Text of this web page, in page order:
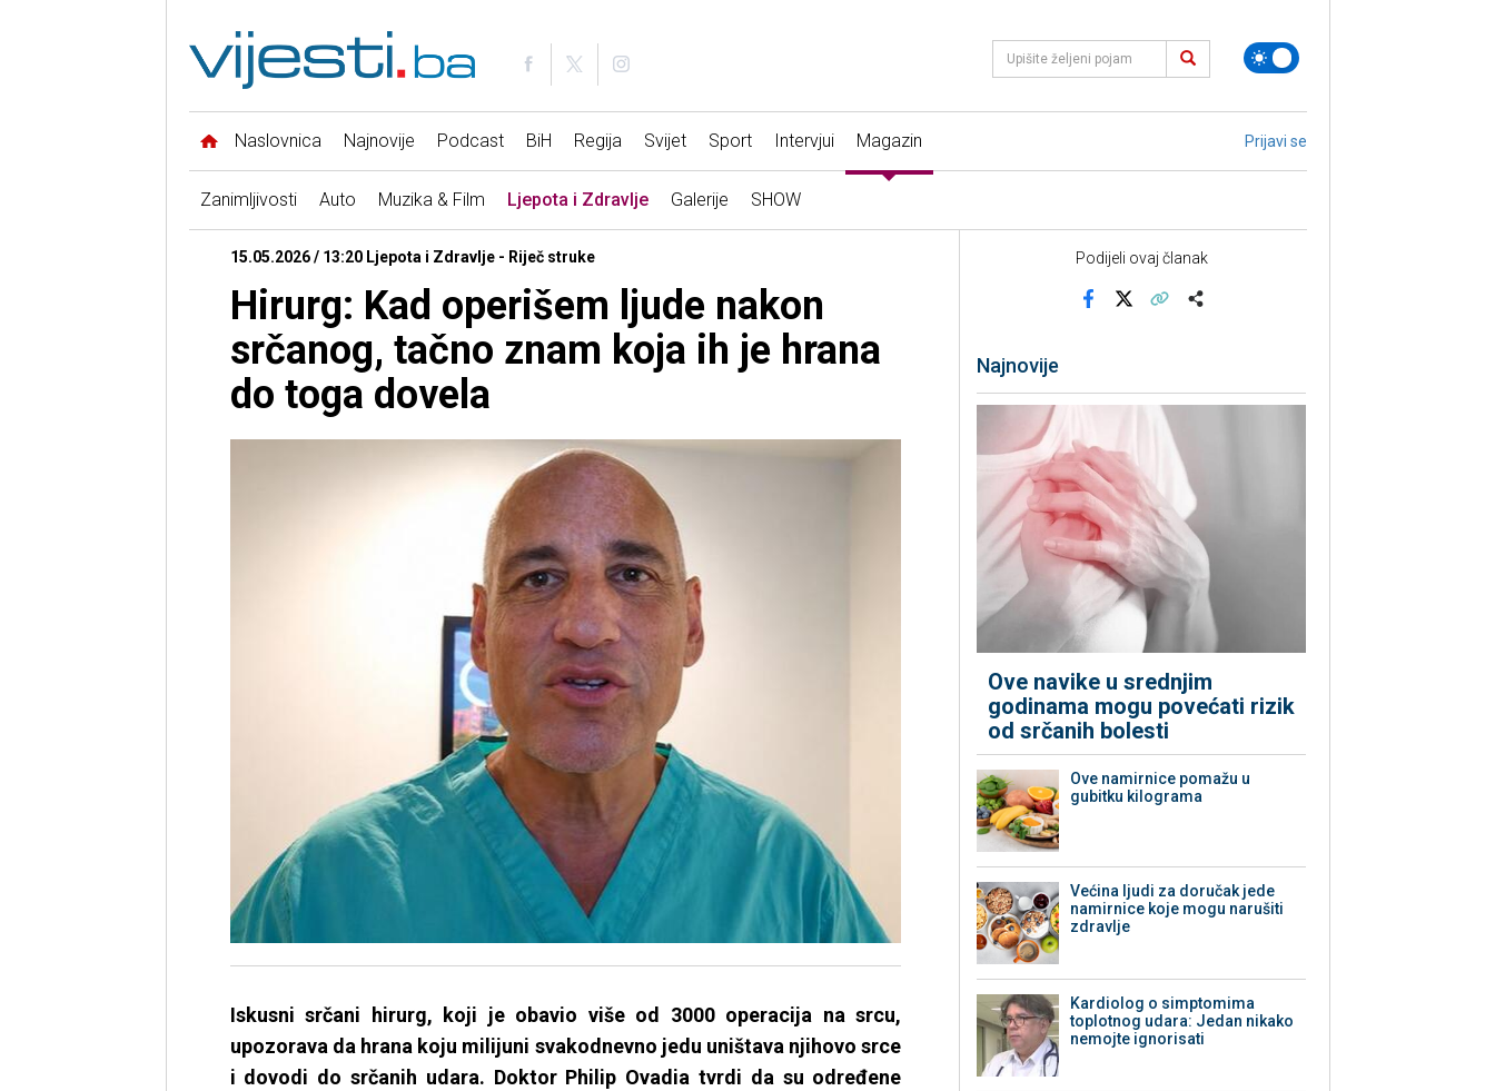
Naslovnica Najnovije Podcast BiH Regija Svijet Sport Intervjui Magazin Prijavi se
Zanimljivosti Auto Muzika & Film Ljepota i Zdravlje Galerije SHOW
15.05.2026 / 13:20 Ljepota i Zdravlje - Riječ struke
Hirurg: Kad operišem ljude nakon
srčanog, tačno znam koja ih je hrana
do toga dovela
Iskusni srčani hirurg, koji je obavio više od 3000 operacija na srcu,
upozorava da hrana koju milijuni svakodnevno jedu uništava njihovo srce
i dovodi do srčanih udara. Doktor Philip Ovadia tvrdi da su određene
Podijeli ovaj članak
Najnovije
Ove navike u srednjim
godinama mogu povećati rizik
od srčanih bolesti
Ove namirnice pomažu u
gubitku kilograma
Većina ljudi za doručak jede
namirnice koje mogu narušiti
zdravlje
Kardiolog o simptomima
toplotnog udara: Jedan nikako
nemojte ignorisati